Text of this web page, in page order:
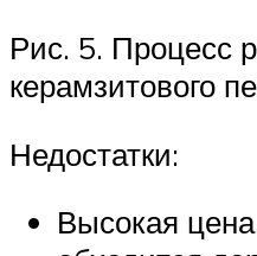
Рис. 5. Процесс
керамзитового
Недостатки:
Высокая